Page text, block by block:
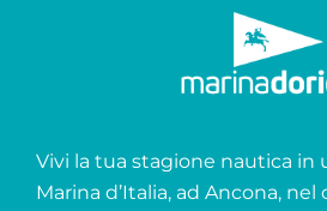
Vivi la tua stagione nautica in
Marina d’Italia, ad Ancona, nel